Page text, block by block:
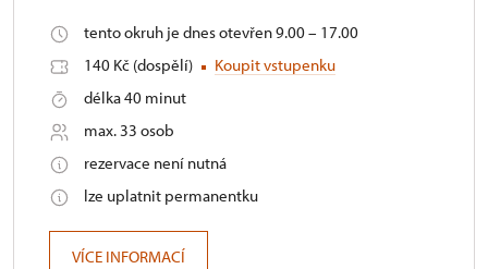
tento okruh je dnes otevřen 9.00 – 17.00
140 Kč (dospělí)
Koupit vstupenku
délka 40 minut
max. 33 osob
rezervace není nutná
lze uplatnit permanentku
VÍCE INFORMACÍ